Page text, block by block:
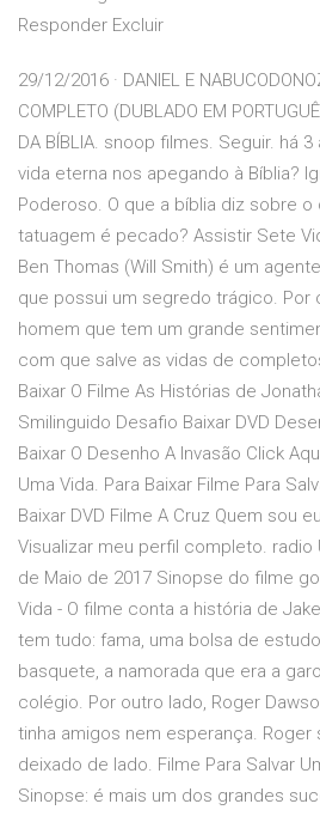
Responder Excluir
29/12/2016 · DANIEL E
COMPLETO (DUBLADO EM
DA BÍBLIA. snoop filmes. Seguir. há
vida eterna nos apegando à Bíblia?
Poderoso. O que a bíblia diz sobre
tatuagem é pecado? Assistir Sete
Ben Thomas (Will Smith) é um
que possui um segredo trágico. Por
homem que tem um grande
com que salve as vidas de
Baixar O Filme As Histórias de
Smilinguido Desafio Baixar DVD
Baixar O Desenho A Invasão Click
Uma Vida. Para Baixar Filme Para
Baixar DVD Filme A Cruz Quem sou
Visualizar meu perfil completo. radio
de Maio de 2017 Sinopse do filme
Vida - O filme conta a história de
tem tudo: fama, uma bolsa de
basquete, a namorada que era a
colégio. Por outro lado, Roger
tinha amigos nem esperança. Roger
deixado de lado. Filme Para Salvar
Sinopse: é mais um dos grandes